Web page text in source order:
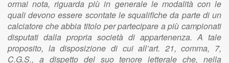
ormai nota, riguarda più in generale le modalità con le
quali devono essere scontate le squalifiche da parte di un
calciatore che abbia titolo per partecipare a più campionati
disputati dalla propria società di appartenenza. A tale
proposito, la disposizione di cui all’art. 21, comma, 7,
C.G.S., a dispetto del suo tenore letterale che, nella